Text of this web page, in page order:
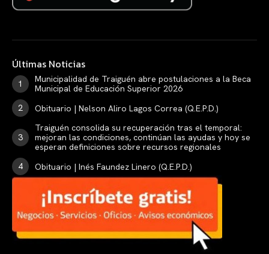
Últimas Noticias
Municipalidad de Traiguén abre postulaciones a la Beca
Municipal de Educación Superior 2026
Obituario | Nelson Aliro Lagos Correa (Q.E.P.D.)
Traiguén consolida su recuperación tras el temporal:
mejoran las condiciones, continúan las ayudas y hoy se
esperan definiciones sobre recursos regionales
Obituario | Inés Faundez Linero (Q.E.P.D.)